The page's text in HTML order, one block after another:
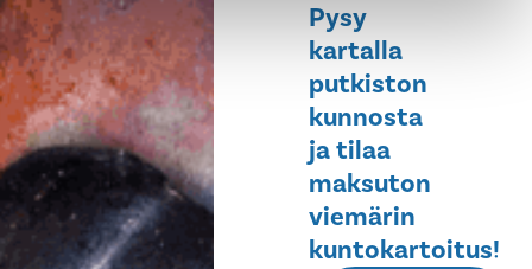
Pysy
kartalla
putkiston
kunnosta
ja tilaa
maksuton
viemärin
kuntokartoitus!